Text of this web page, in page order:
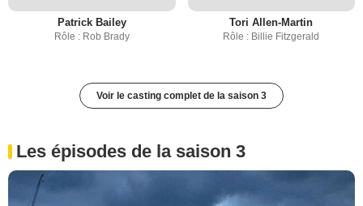
Patrick Bailey
Rôle : Rob Brady
Tori Allen-Martin
Rôle : Billie Fitzgerald
Voir le casting complet de la saison 3
Les épisodes de la saison 3